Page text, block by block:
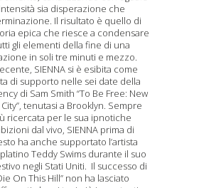
intensità sia disperazione che
Il risultato è quello di
epica che riesce a condensare
gli elementi della fine di una
in soli tre minuti e mezzo.
SIENNA si è esibita come
di supporto nelle sei date della
di Sam Smith “To Be Free: New
tenutasi a Brooklyn. Sempre
ricercata per le sua ipnotiche
dal vivo, SIENNA prima di
ha anche supportato l’artista
Teddy Swims durante il suo
negli Stati Uniti. Il successo di
On This Hill” non ha lasciato